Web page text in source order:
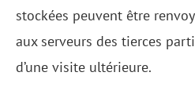
stockées peuvent être
aux serveurs des tierces
d’une visite ultérieure.